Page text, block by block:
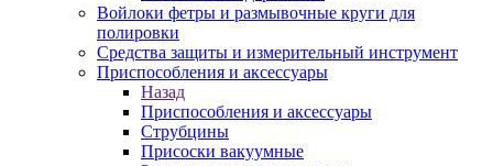
Войлоки фетры и размывочные круги для
полировки
Средства защиты и измерительный инструмент
Приспособления и аксессуары
Назад
Приспособления и аксессуары
Струбцины
Присоски вакуумные